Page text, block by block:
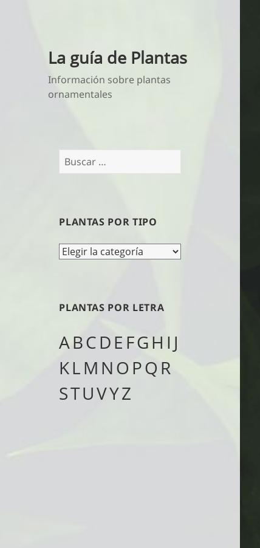
La guía de Plantas
Información sobre plantas
ornamentales
Buscar:
PLANTAS POR TIPO
Plantas
PLANTAS POR LETRA
ABCDE FGH I J
KLM NO PQ R
STUVYZ